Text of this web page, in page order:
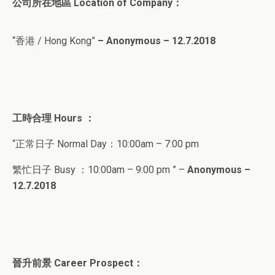
公司所在地區 Location of Company：
“香港 / Hong Kong” – Anonymous – 12.7.2018
工時合理 Hours ：
“正常日子 Normal Day：10:00am – 7:00 pm
繁忙日子 Busy ：10:00am – 9:00 pm ” – Anonymous –
12.7.2018
晉升前景 Career Prospect ：